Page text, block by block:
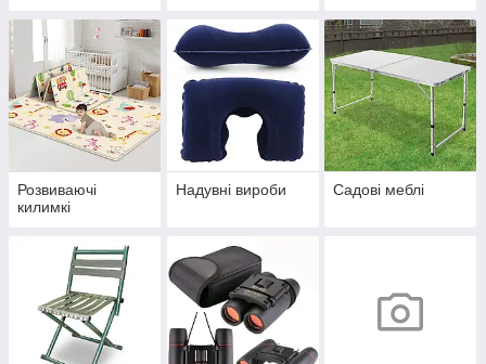
Розвиваючі
килимкі
Надувні вироби Садові меблі